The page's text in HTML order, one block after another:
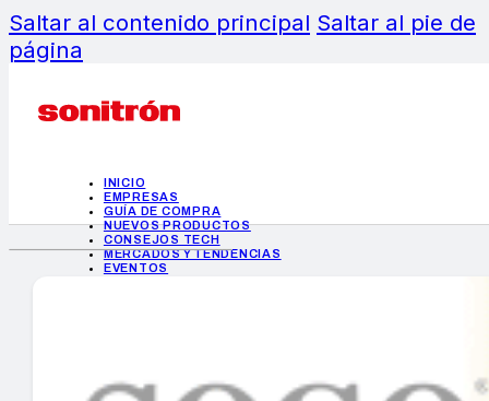
Saltar al contenido principal Saltar al pie de
página
INICIO
EMPRESAS
GUÍA DE COMPRA
NUEVOS PRODUCTOS
CONSEJOS TECH
MERCADOS Y TENDENCIAS
EVENTOS